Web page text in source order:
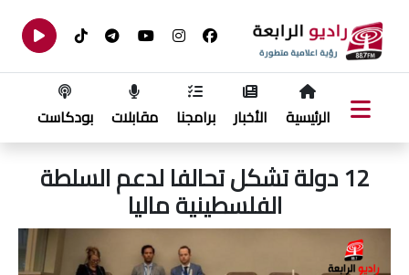
الرئيسية الأخبار برامجنا مقابلات بودكاست
12 دولة تشكل تحالفا لدعم السلطة
الفلسطينية ماليا